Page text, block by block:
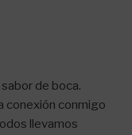
de boca.
conexión conmigo
llevamos